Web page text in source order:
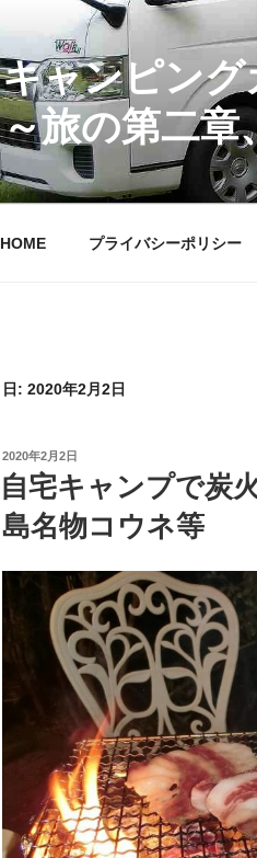
キャンピン
～旅の第二章
HOME プライバシーポリシー
日: 2020年2月2日
投
稿
日:
2020年2月2日
自宅キャンプで炭
島名物コウネ等